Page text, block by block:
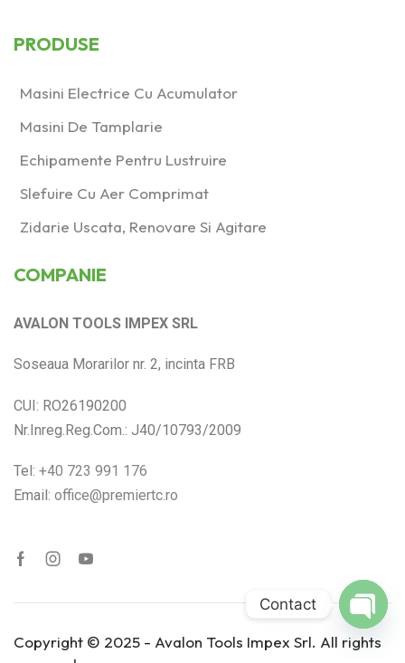
PRODUSE
Masini Electrice Cu Acumulator
Masini De Tamplarie
Echipamente Pentru Lustruire
Slefuire Cu Aer Comprimat
Zidarie Uscata, Renovare Si Agitare
COMPANIE
AVALON TOOLS IMPEX SRL
Soseaua Morarilor nr. 2, incinta FRB
CUI: RO26190200
Nr.Inreg.Reg.Com.: J40/10793/2009
Tel: +40 723 991 176
Email: office@premiertc.ro
Copyright © 2025 - Avalon Tools Impex Srl. All rights
Contact
Open